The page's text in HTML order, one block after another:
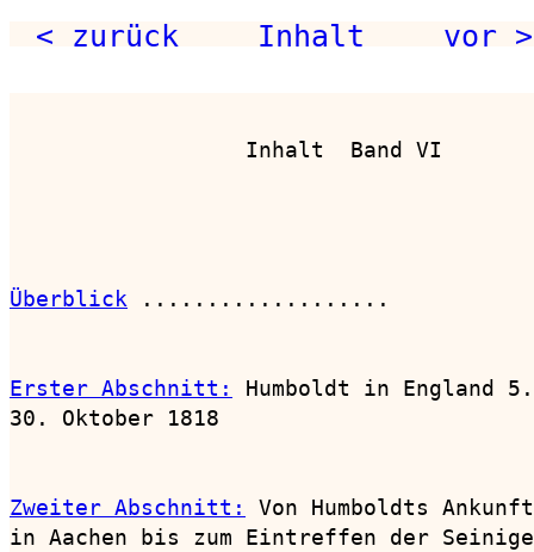
< zurück Inhalt vor >
                  Inhalt  Band VI
Überblick ...................
Erster Abschnitt:
Humboldt in England
30. Oktober 1818
Zweiter Abschnitt:
Von Humboldts
in Aachen bis zum Eintreffen der